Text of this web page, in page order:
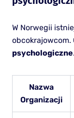
W Norwegii
obcokrajowcom.
psychologiczne
Nazwa
Organizacji